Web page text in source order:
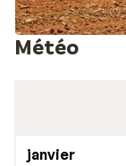
Météo
janvier